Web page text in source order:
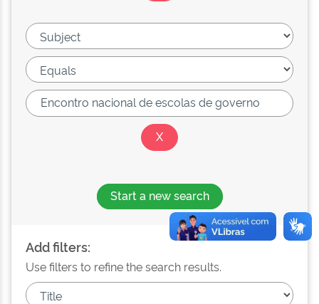
Start a new search
Add filters:
Use filters to refine the search results.